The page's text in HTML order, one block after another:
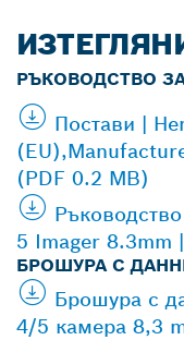
РЪКОВОДСТВО
Постави |
(PDF 0.2 MB)
5 Imager 8.3mm
БРОШУРА С
Брошура с
4/5 камера 8,3